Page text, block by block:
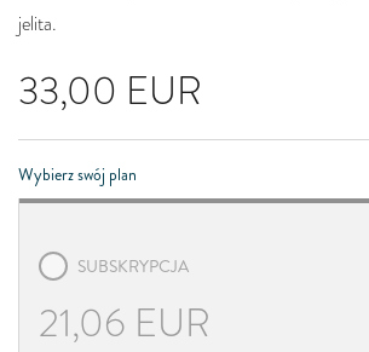
33,00 EUR
jelita.
Wybierz swój plan
SUBSKRYPCJA
21,06 EUR